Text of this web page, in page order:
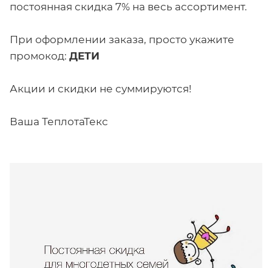
постоянная скидка 7% на весь ассортимент.
При оформлении заказа, просто укажите
промокод: ДЕТИ
Акции и скидки не суммируются!
Ваша ТеплотаТекс